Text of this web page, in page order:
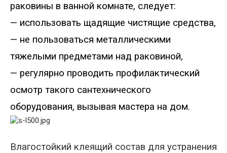
раковины в ванной комнате, следует:
— использовать щадящие чистящие средства,
— не пользоваться металлическими
тяжелыми предметами над раковиной,
— регулярно проводить профилактический
осмотр такого сантехнического
оборудования, вызывая мастера на дом.
Влагостойкий клеящий состав для устранения